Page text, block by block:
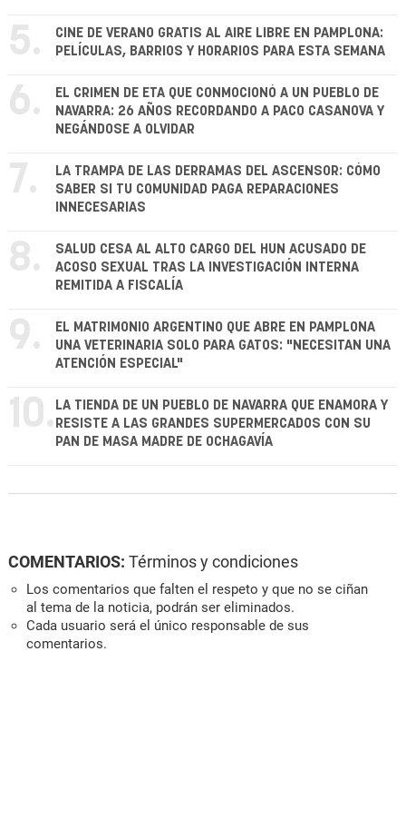
5.
CINE DE VERANO GRATIS AL AIRE LIBRE EN PAMPLONA:
PELÍCULAS, BARRIOS Y HORARIOS PARA ESTA SEMANA
6.
EL CRIMEN DE ETA QUE CONMOCIONÓ A UN PUEBLO DE
NAVARRA: 26 AÑOS RECORDANDO A PACO CASANOVA Y
NEGÁNDOSE A OLVIDAR
7.
LA TRAMPA DE LAS DERRAMAS DEL ASCENSOR: CÓMO
SABER SI TU COMUNIDAD PAGA REPARACIONES
INNECESARIAS
8.
SALUD CESA AL ALTO CARGO DEL HUN ACUSADO DE
ACOSO SEXUAL TRAS LA INVESTIGACIÓN INTERNA
REMITIDA A FISCALÍA
9.
EL MATRIMONIO ARGENTINO QUE ABRE EN PAMPLONA
UNA VETERINARIA SOLO PARA GATOS: "NECESITAN UNA
ATENCIÓN ESPECIAL"
10. LA TIENDA DE UN PUEBLO DE NAVARRA QUE ENAMORA Y
RESISTE A LAS GRANDES SUPERMERCADOS CON SU
PAN DE MASA MADRE DE OCHAGAVÍA
COMENTARIOS: Términos y condiciones
Los comentarios que falten el respeto y que no se ciñan
al tema de la noticia, podrán ser eliminados.
Cada usuario será el único responsable de sus
comentarios.